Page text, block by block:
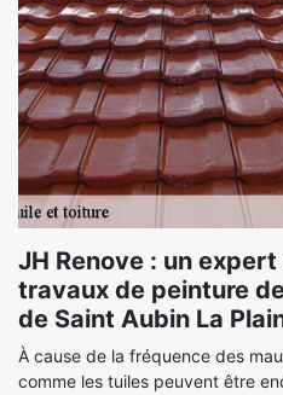
JH Renove : un
travaux de peinture
de Saint Aubin La
À cause de la fréquence des
comme les tuiles peuvent être